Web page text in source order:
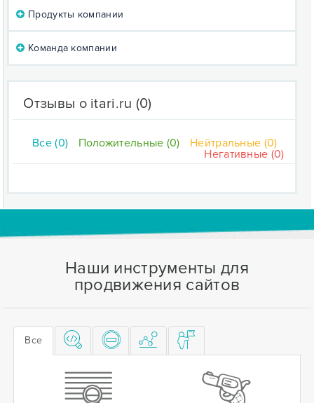
Продукты компании
Команда компании
Отзывы о itari.ru (0)
Все (0) Положительные (0)
Нейтральные (0)
Негативные (0)
Наши инструменты для
продвижения сайтов
Все